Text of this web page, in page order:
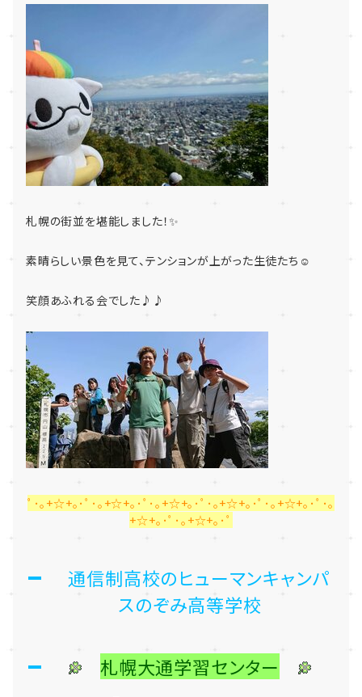
札幌の街並を堪能しました！✨
素晴らしい景色を見て、テンションが上がった生徒たち☺
笑顔あふれる会でした♪♪
ﾟ･｡+☆+｡･ﾟ･｡+☆+｡･ﾟ･｡+☆+｡･ﾟ･｡+☆+｡･ﾟ･｡+☆+｡･ﾟ･｡
+☆+｡･ﾟ･｡+☆+｡･ﾟ
通信制高校のヒューマンキャンパ
スのぞみ高等学校
札幌大通学習センター